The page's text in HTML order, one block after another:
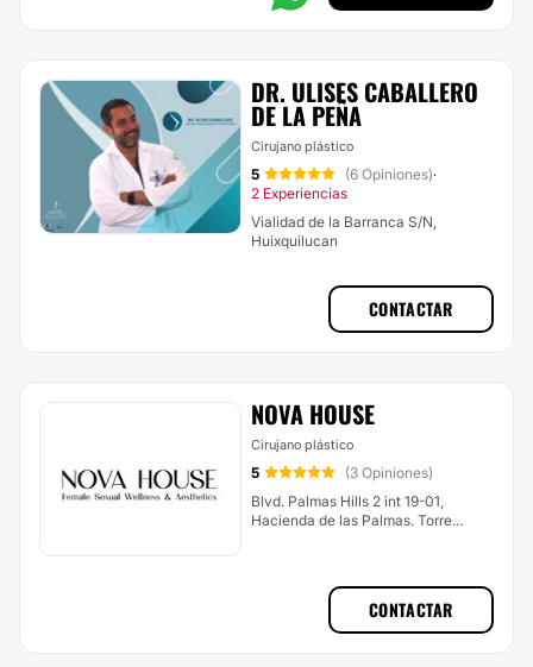
DR. ULISES CABALLERO
DE LA PEÑA
Cirujano plástico
5 (6 Opiniones)·
2 Experiencias
Vialidad de la Barranca S/N,
Huixquilucan
CONTACTAR
NOVA HOUSE
Cirujano plástico
5
(3 Opiniones)
Blvd. Palmas Hills 2 int 19-01,
Hacienda de las Palmas. Torre
CONTACTAR